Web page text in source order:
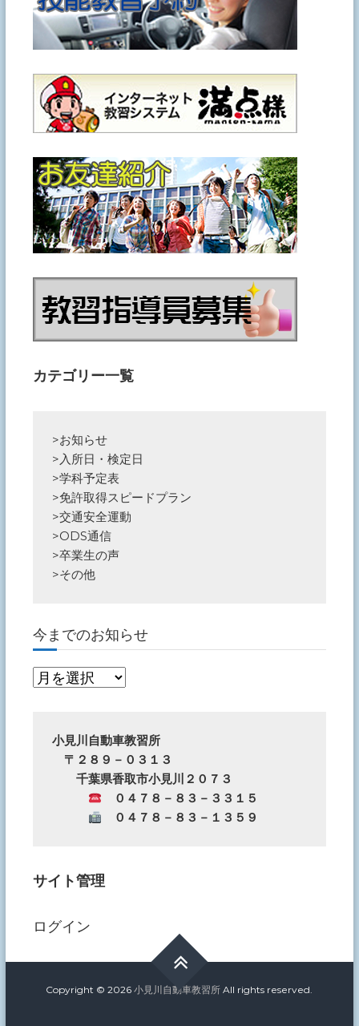
カテゴリー一覧
>お知らせ
>入所日・検定日
>学科予定表
>免許取得スピードプラン
>交通安全運動
>ODS通信
>卒業生の声
>その他
今までのお知らせ
今
小見川自動車教習所
〒２８９－０３１３
千葉県香取市小見川２０７３
０４７８－８３－３３１５
０４７８－８３－１３５９
サイト管理
ログイン
Copyright © 2026小見川自動車教習所 All rights reserved.